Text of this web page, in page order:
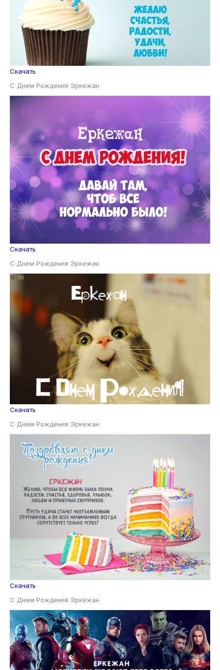
Скачать
С Днем Рождения Эркежан
Скачать
С Днем Рождения Эркежан
Скачать
С Днем Рождения Эркежан
Скачать
С Днем Рождения Эркежан